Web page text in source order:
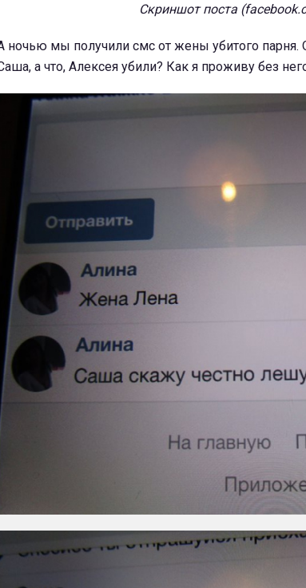
Скриншот поста
ночью мы получили смс от жены убитого парня.
а что, Алексея убили? Как я проживу без